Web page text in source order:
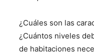
¿Cuáles son las
¿Cuántos niveles
de habitaciones